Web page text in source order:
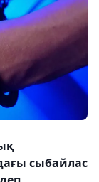
сыбайлас